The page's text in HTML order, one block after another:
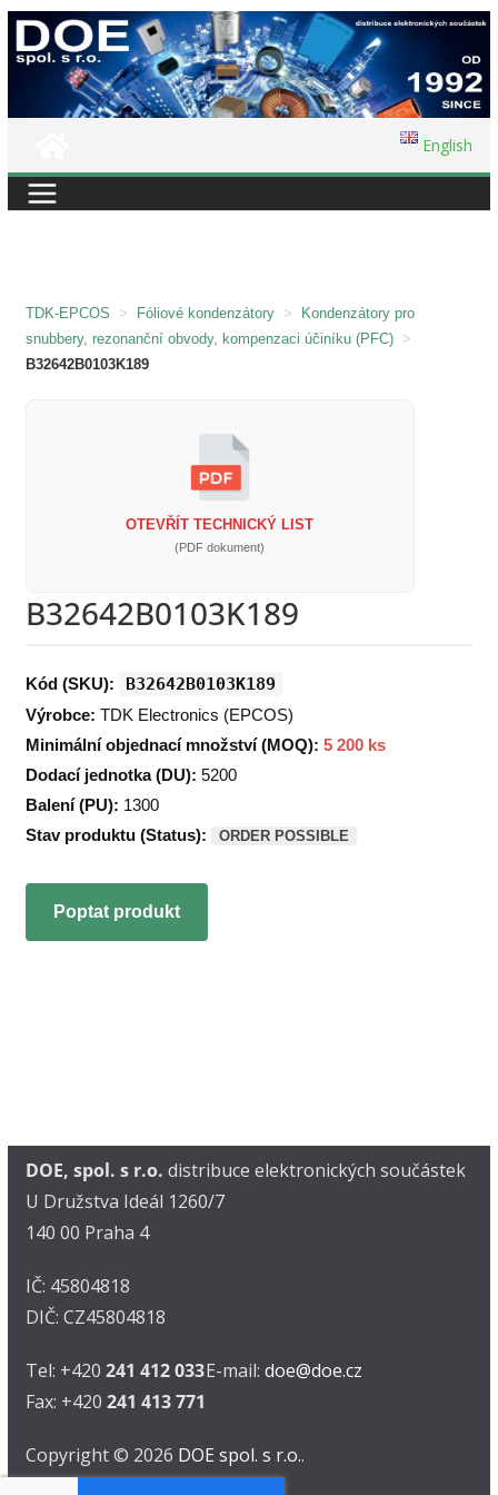
Přeskočit
na
English
TDK-EPCOS > Fóliové kondenzátory >
Kondenzátory pro
snubbery, rezonanční obvody, kompenzaci účiníku (PFC) >
B32642B0103K189
OTEVŘÍT TECHNICKÝ LIST
(PDF dokument)
B32642B0103K189
Kód (SKU): B32642B0103K189
Výrobce: TDK Electronics (EPCOS)
Minimální objednací množství (MOQ): 5 200 ks
Dodací jednotka (DU): 5200
Balení (PU): 1300
Stav produktu (Status):
ORDER POSSIBLE
Poptat produkt
DOE, spol. s r.o. distribuce elektronických součástek
U Družstva Ideál 1260/7
140 00 Praha 4
IČ: 45804818
DIČ: CZ45804818
Tel: +420 241 412 033
Fax: +420 241 413 771
E-mail: doe@doe.cz
Copyright © 2026 DOE spol. s r.o..